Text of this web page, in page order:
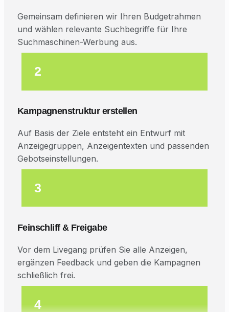
Gemeinsam definieren wir Ihren Budgetrahmen
und wählen relevante Suchbegriffe für Ihre
Suchmaschinen-Werbung aus.
2
Kampagnenstruktur erstellen
Auf Basis der Ziele entsteht ein Entwurf mit
Anzeigegruppen, Anzeigentexten und passenden
Gebotseinstellungen.
3
Feinschliff & Freigabe
Vor dem Livegang prüfen Sie alle Anzeigen,
ergänzen Feedback und geben die Kampagnen
schließlich frei.
4